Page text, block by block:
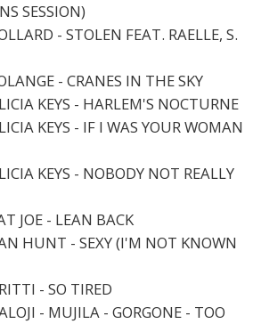
SESSION)
- STOLEN FEAT. RAELLE, S.
- CRANES IN THE SKY
KEYS - HARLEM'S NOCTURNE
KEYS - IF I WAS YOUR WOMAN
KEYS - NOBODY NOT REALLY
JOE - LEAN BACK
HUNT - SEXY (I'M NOT KNOWN
- SO TIRED
- MUJILA - GORGONE - TOO